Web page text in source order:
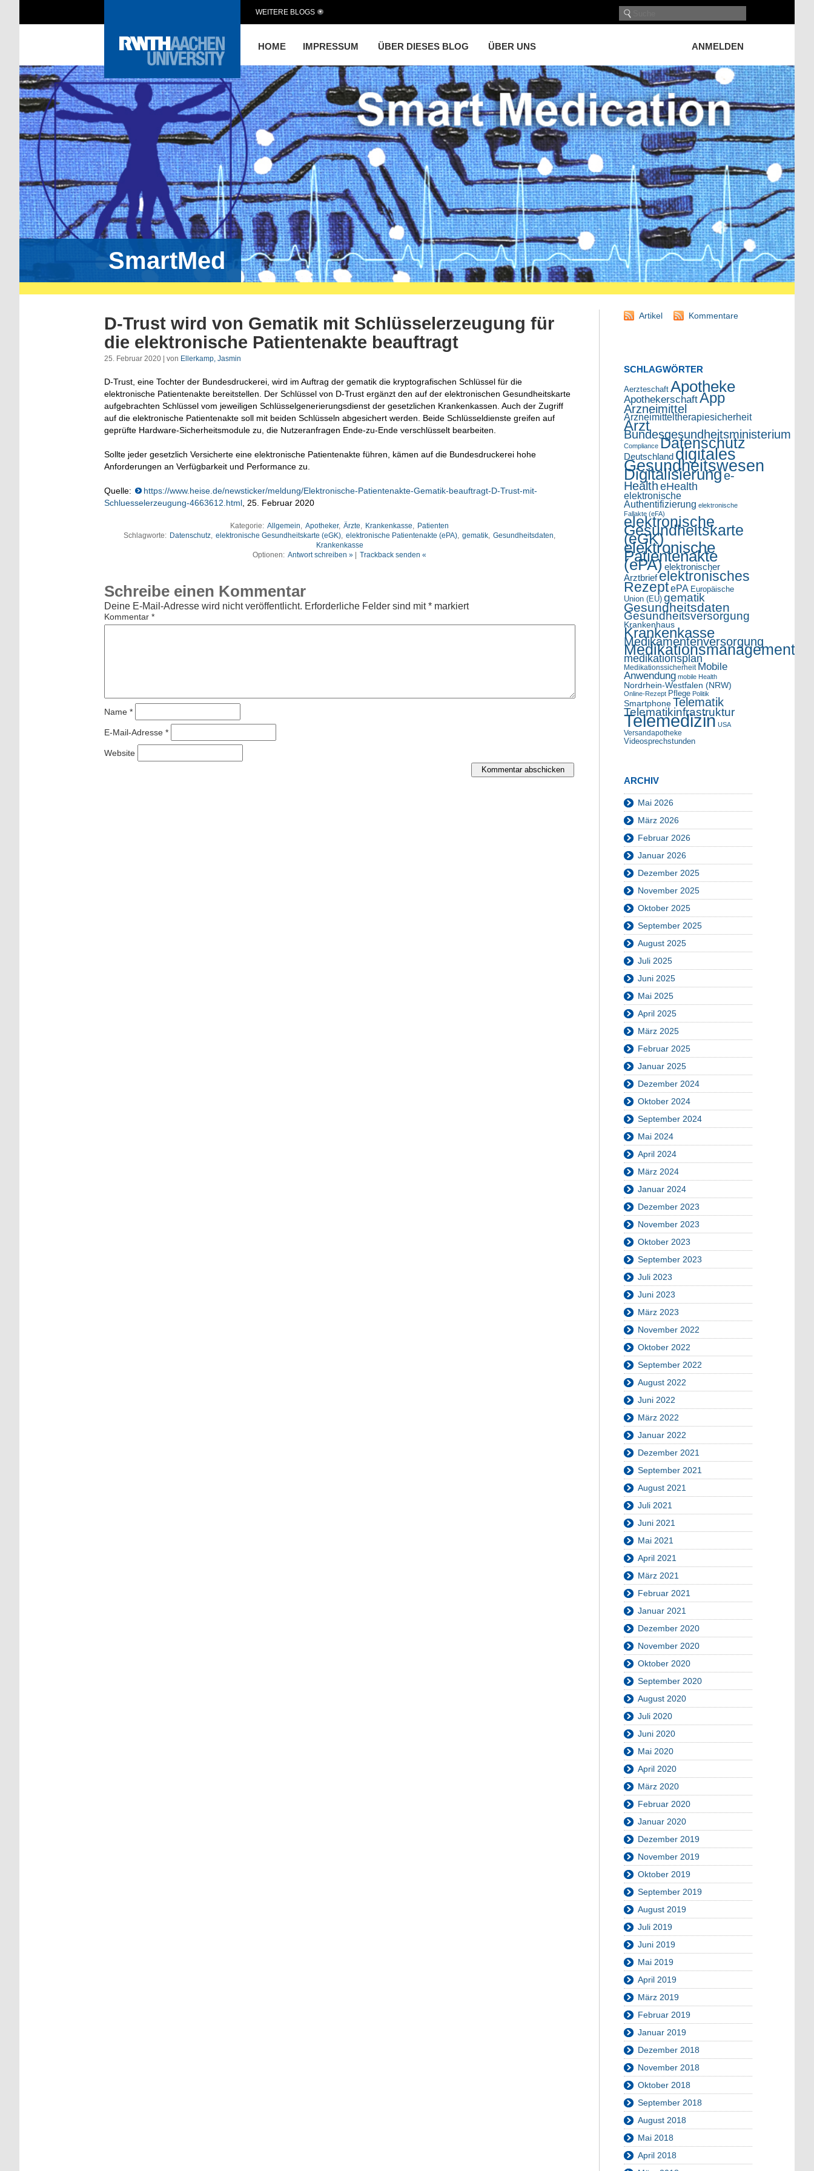
HOME IMPRESSUM ÜBER DIESES BLOG ÜBER UNS ANMELDEN
WEITERE BLOGS
SmartMed
D-Trust wird von Gematik mit Schlüsselerzeugung für
die elektronische Patientenakte beauftragt
25. Februar 2020 | von Ellerkamp, Jasmin
D-Trust, eine Tochter der Bundesdruckerei, wird im Auftrag der gematik die kryptografischen Schlüssel für die
elektronische Patientenakte bereitstellen. Der Schlüssel von D-Trust ergänzt den auf der elektronischen Gesundheitskarte
aufgebrachten Schlüssel vom jeweiligen Schlüsselgenerierungsdienst der gesetzlichen Krankenkassen. Auch der Zugriff
auf die elektronische Patientenakte soll mit beiden Schlüsseln abgesichert werden. Beide Schlüsseldienste greifen auf
geprüfte Hardware-Sicherheitsmodule zu, die Nutzeranfragen Ende-zu-Ende verschlüsselt bearbeiten.
Sollte jeder gesetzlich Versicherte eine elektronische Patientenakte führen, kämen auf die Bundesdruckerei hohe
Anforderungen an Verfügbarkeit und Performance zu.
Quelle:
https://www.heise.de/newsticker/meldung/Elektronische-Patientenakte-Gematik-beauftragt-D-Trust-mit-
Schluesselerzeugung-4663612.html , 25. Februar 2020
Kategorie: Allgemein, Apotheker, Ärzte, Krankenkasse, Patienten
Schlagworte: Datenschutz, elektronische Gesundheitskarte (eGK), elektronische Patientenakte (ePA), gematik, Gesundheitsdaten,
Krankenkasse
Optionen: Antwort schreiben »| Trackback senden «
Schreibe einen Kommentar
Deine E-Mail-Adresse wird nicht veröffentlicht. Erforderliche Felder sind mit* markiert
Kommentar *
Name *
E-Mail-Adresse *
Website
Artikel Kommentare
SCHLAGWÖRTER
Aerzteschaft Apotheke
ApothekerschaftApp
Arzneimittel
Arzneimitteltherapiesicherheit
Arzt
Bundesgesundheitsministerium
Compliance Datenschutz
Deutschlanddigitales
Gesundheitswesen
Digitalisierunge-
Health eHealth
elektronische
Authentifizierung elektronische
Fallakte (eFA)
elektronische
Gesundheitskarte
(eGK)
elektronische
Patientenakte
(ePA) elektronischer
Arztbriefelektronisches
RezeptePA Europäische
Union (EU) gematik
Gesundheitsdaten
Gesundheitsversorgung
Krankenhaus
Krankenkasse
Medikamentenversorgung
Medikationsmanagement
medikationsplan
Medikationssicherheit Mobile
Anwendung mobile Health
Nordrhein-Westfalen (NRW)
Online-Rezept Pflege Politik
Smartphone Telematik
Telematikinfrastruktur
Telemedizin USA
Versandapotheke
Videosprechstunden
ARCHIV
Mai 2026
März 2026
Februar 2026
Januar 2026
Dezember 2025
November 2025
Oktober 2025
September 2025
August 2025
Juli 2025
Juni 2025
Mai 2025
April 2025
März 2025
Februar 2025
Januar 2025
Dezember 2024
Oktober 2024
September 2024
Mai 2024
April 2024
März 2024
Januar 2024
Dezember 2023
November 2023
Oktober 2023
September 2023
Juli 2023
Juni 2023
März 2023
November 2022
Oktober 2022
September 2022
August 2022
Juni 2022
März 2022
Januar 2022
Dezember 2021
September 2021
August 2021
Juli 2021
Juni 2021
Mai 2021
April 2021
März 2021
Februar 2021
Januar 2021
Dezember 2020
November 2020
Oktober 2020
September 2020
August 2020
Juli 2020
Juni 2020
Mai 2020
April 2020
März 2020
Februar 2020
Januar 2020
Dezember 2019
November 2019
Oktober 2019
September 2019
August 2019
Juli 2019
Juni 2019
Mai 2019
April 2019
März 2019
Februar 2019
Januar 2019
Dezember 2018
November 2018
Oktober 2018
September 2018
August 2018
Mai 2018
April 2018